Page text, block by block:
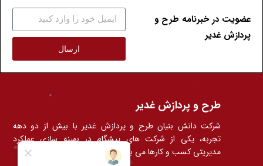
عضویت در خبرنامه طرح و
پردازش غدیر
ارسال
طرح و پردازش غدیر
شرکت دانش بنیان طرح و پردازش غدیر با بیش از دو دهه
تجربه، یکی از شرکت های پیشگام در بهینه سازی عملکرد
مدیریتی کسب و کارها می باشد.